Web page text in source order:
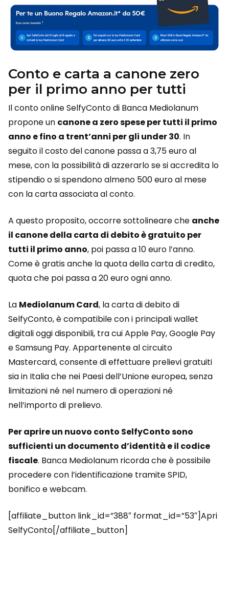
Conto e carta a canone zero
per il primo anno per tutti
Il conto online SelfyConto di Banca Mediolanum
propone un canone a zero spese per tutti il primo
anno e fino a trent’anni per gli under 30. In
seguito il costo del canone passa a 3,75 euro al
mese, con la possibilità di azzerarlo se si accredita lo
stipendio o si spendono almeno 500 euro al mese
con la carta associata al conto.
A questo proposito, occorre sottolineare che anche
il canone della carta di debito è gratuito per
tutti il primo anno, poi passa a 10 euro l’anno.
Come è gratis anche la quota della carta di credito,
quota che poi passa a 20 euro ogni anno.
La Mediolanum Card, la carta di debito di
SelfyConto, è compatibile con i principali wallet
digitali oggi disponibili, tra cui Apple Pay, Google Pay
e Samsung Pay. Appartenente al circuito
Mastercard, consente di effettuare prelievi gratuiti
sia in Italia che nei Paesi dell’Unione europea, senza
limitazioni né nel numero di operazioni né
nell’importo di prelievo.
Per aprire un nuovo conto SelfyConto sono
sufficienti un documento d’identità e il codice
fiscale. Banca Mediolanum ricorda che è possibile
procedere con l’identificazione tramite SPID,
bonifico e webcam.
[affiliate_button link_id=”388″ format_id=”53″]Apri
SelfyConto[/affiliate_button]